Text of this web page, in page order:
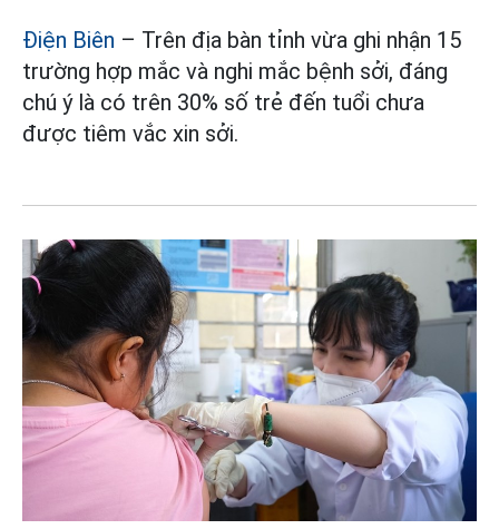
Điện Biên – Trên địa bàn tỉnh vừa ghi nhận 15
trường hợp mắc và nghi mắc bệnh sởi, đáng
chú ý là có trên 30% số trẻ đến tuổi chưa
được tiêm vắc xin sởi.